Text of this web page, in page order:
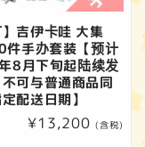
】吉伊卡哇 大集
件手办套装【预计
8月下旬起陆续发
可与普通商品同
配送日期】
常
¥13,200 (含税)